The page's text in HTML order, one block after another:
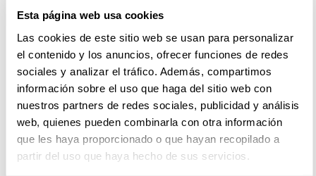
Esta página web usa cookies
Las cookies de este sitio web se usan para personalizar
el contenido y los anuncios, ofrecer funciones de redes
sociales y analizar el tráfico. Además, compartimos
información sobre el uso que haga del sitio web con
nuestros partners de redes sociales, publicidad y análisis
web, quienes pueden combinarla con otra información
que les haya proporcionado o que hayan recopilado a
partir del uso que haya hecho de sus servicios.
1QT10TOC00
1QT24DIA00
1QT29TOC00
1QT31TOC00
1QT33TOC00
1QT34TOC00
1QT35TOC00
1QT39TOC00
4QT18TOC00
7QT01TOC00
9QT30TOC00